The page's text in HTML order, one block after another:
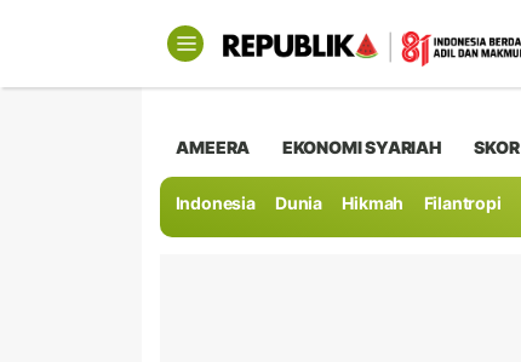
AMEERA EKONOMI SYARIAH SKOR
Indonesia Dunia Hikmah Filantropi